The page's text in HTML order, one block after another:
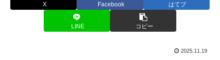
X Facebook はてブ
LINE コピー
2025.11.19